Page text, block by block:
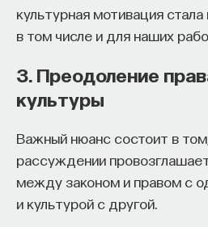
культурная мотивация стала
в том числе и для наших
3. Преодоление
культуры
Важный нюанс состоит в
рассуждении
между законом и правом с
и культурой с другой.
ребенок все же умрет, они
фаталисткой в отношении
после смерти ребенка. Но
на этом — пустая трата
к смерти ребенка причинит
страдания.
Предостерегая от того,